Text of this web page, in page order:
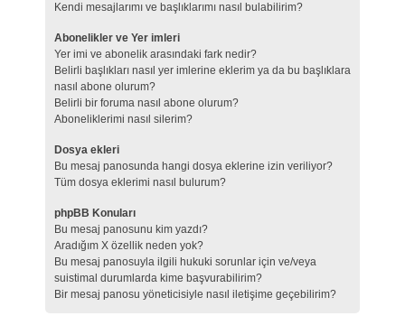
Kendi mesajlarımı ve başlıklarımı nasıl bulabilirim?
Abonelikler ve Yer imleri
Yer imi ve abonelik arasındaki fark nedir?
Belirli başlıkları nasıl yer imlerine eklerim ya da bu başlıklara
nasıl abone olurum?
Belirli bir foruma nasıl abone olurum?
Aboneliklerimi nasıl silerim?
Dosya ekleri
Bu mesaj panosunda hangi dosya eklerine izin veriliyor?
Tüm dosya eklerimi nasıl bulurum?
phpBB Konuları
Bu mesaj panosunu kim yazdı?
Aradığım X özellik neden yok?
Bu mesaj panosuyla ilgili hukuki sorunlar için ve/veya
suistimal durumlarda kime başvurabilirim?
Bir mesaj panosu yöneticisiyle nasıl iletişime geçebilirim?